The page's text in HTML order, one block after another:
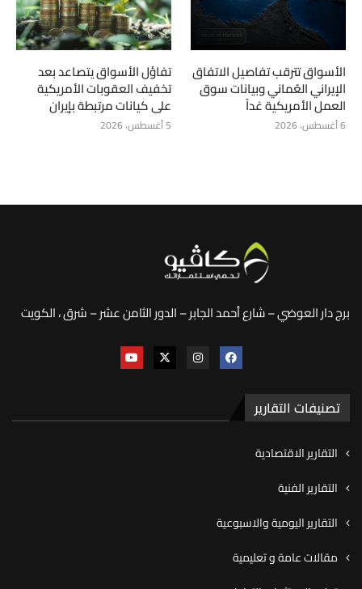
الأسواق تترقب تفاصيل الاتفاق
الإيراني العُماني وبيانات سوق
العمل الأمريكية غداً
6 أغسطس، 2026
تفاؤل الأسواق يتصاعد بعد
تخفيف العقوبات الأمريكية
على كيانات مرتبطة بإيران
5 أغسطس، 2026
برج دار العوضي – شارع أحمد الجابر – الدور الثامن عشر – شرق ، الكويت
تصنيفات التقارير
التقارير الاقتصادية
التقارير الفنية
التقارير اليومية والاسبوعية
مقالات عامة و تعليمية